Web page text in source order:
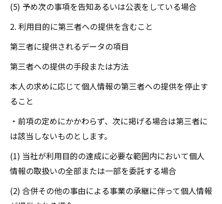
(5) 予め次の事項を告知あるいは公表をしている場合
2. 利用目的に第三者への提供を含むこと
第三者に提供されるデータの項目
第三者への提供の手段または方法
本人の求めに応じて個人情報の第三者への提供を停止す
ること
・前項の定めにかかわらず、次に掲げる場合は第三者に
は該当しないものとします。
(1) 当社が利用目的の達成に必要な範囲内において個人
情報の取扱いの全部または一部を委託する場合
(2) 合併その他の事由による事業の承継に伴って個人情報